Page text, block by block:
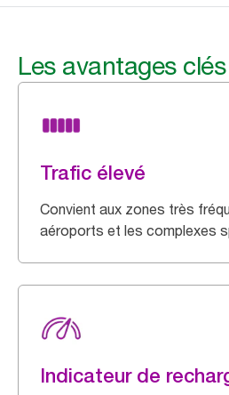
Les avantages clés
Trafic élevé
Convient aux zones très
aéroports et les complexes
Indicateur de